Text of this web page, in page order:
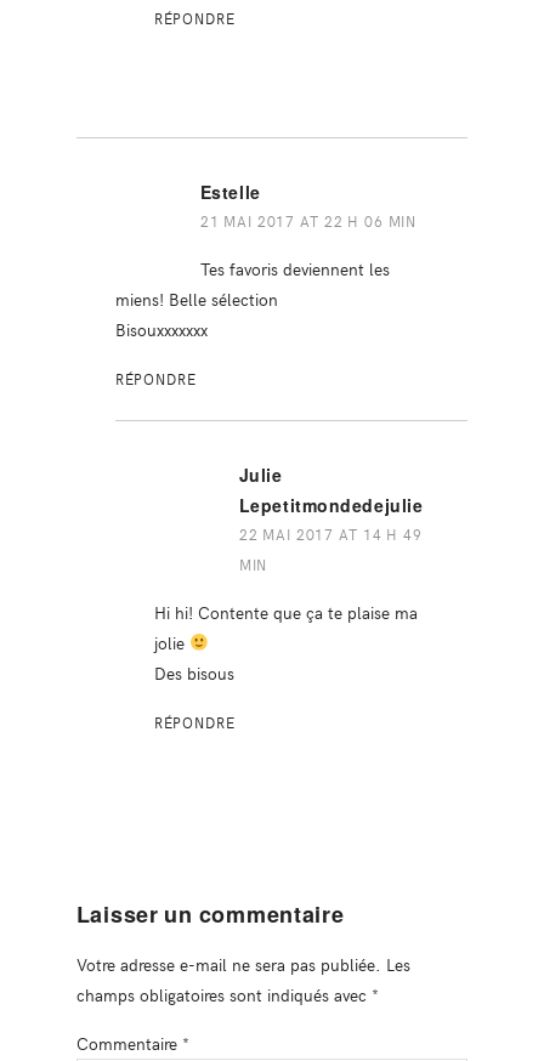
RÉPONDRE
Estelle
21 MAI 2017 AT 22 H 06 MIN
Tes favoris deviennent les
miens! Belle sélection
Bisouxxxxxxx
RÉPONDRE
Julie
Lepetitmondedejulie
22 MAI 2017 AT 14 H 49
MIN
Hi hi! Contente que ça te plaise ma
jolie
Des bisous
RÉPONDRE
Laisser un commentaire
Votre adresse e-mail ne sera pas publiée. Les
champs obligatoires sont indiqués avec *
Commentaire *